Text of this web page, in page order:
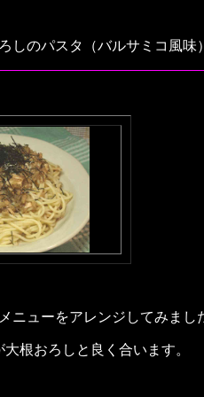
のパスタ（バルサミコ風味
ニューをアレンジしてみまし
根おろしと良く合います。